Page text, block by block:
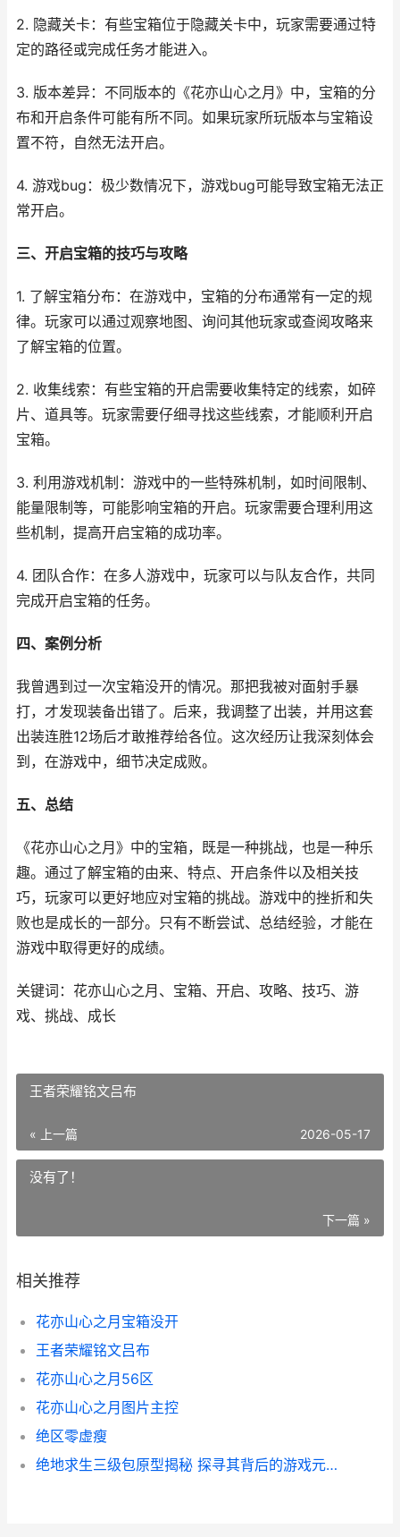
2. 隐藏关卡：有些宝箱位于隐藏关卡中，玩家需要通过特
定的路径或完成任务才能进入。
3. 版本差异：不同版本的《花亦山心之月》中，宝箱的分
布和开启条件可能有所不同。如果玩家所玩版本与宝箱设
置不符，自然无法开启。
4. 游戏bug：极少数情况下，游戏bug可能导致宝箱无法正
常开启。
三、开启宝箱的技巧与攻略
1. 了解宝箱分布：在游戏中，宝箱的分布通常有一定的规
律。玩家可以通过观察地图、询问其他玩家或查阅攻略来
了解宝箱的位置。
2. 收集线索：有些宝箱的开启需要收集特定的线索，如碎
片、道具等。玩家需要仔细寻找这些线索，才能顺利开启
宝箱。
3. 利用游戏机制：游戏中的一些特殊机制，如时间限制、
能量限制等，可能影响宝箱的开启。玩家需要合理利用这
些机制，提高开启宝箱的成功率。
4. 团队合作：在多人游戏中，玩家可以与队友合作，共同
完成开启宝箱的任务。
四、案例分析
我曾遇到过一次宝箱没开的情况。那把我被对面射手暴
打，才发现装备出错了。后来，我调整了出装，并用这套
出装连胜12场后才敢推荐给各位。这次经历让我深刻体会
到，在游戏中，细节决定成败。
五、总结
《花亦山心之月》中的宝箱，既是一种挑战，也是一种乐
趣。通过了解宝箱的由来、特点、开启条件以及相关技
巧，玩家可以更好地应对宝箱的挑战。游戏中的挫折和失
败也是成长的一部分。只有不断尝试、总结经验，才能在
游戏中取得更好的成绩。
关键词：花亦山心之月、宝箱、开启、攻略、技巧、游
戏、挑战、成长
王者荣耀铭文吕布
« 上一篇 2026-05-17
没有了！
下一篇 »
相关推荐
花亦山心之月宝箱没开
王者荣耀铭文吕布
花亦山心之月56区
花亦山心之月图片主控
绝区零虚瘦
绝地求生三级包原型揭秘 探寻其背后的游戏元素与市场价值